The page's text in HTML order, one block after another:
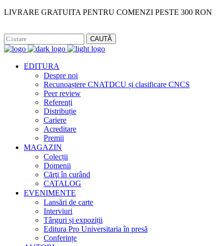
LIVRARE GRATUITA PENTRU COMENZI PESTE 300 RON
CAUTĂ
EDITURA
Despre noi
Recunoaștere CNATDCU și clasificare CNCS
Peer review
Referenți
Distribuție
Cariere
Acreditare
Premii
MAGAZIN
Colecții
Domenii
Cărţi în curând
CATALOG
EVENIMENTE
Lansări de carte
Interviuri
Târguri și expoziții
Editura Pro Universitaria în presă
Conferințe